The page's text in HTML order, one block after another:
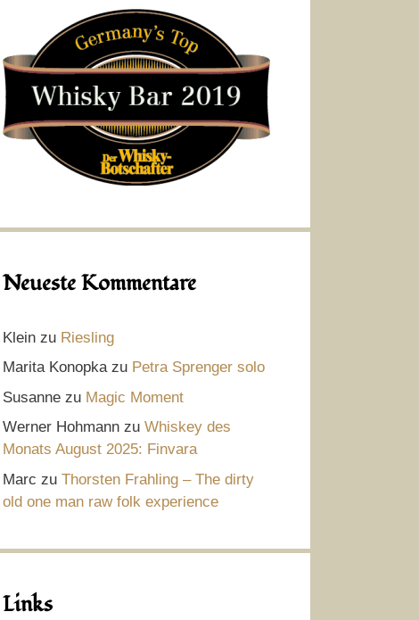
Neueste Kommentare
Klein zu Riesling
Marita Konopkazu Petra Sprenger solo
Susanne zu Magic Moment
Werner Hohmann zu Whiskey des
Monats August 2025: Finvara
Marc zu Thorsten Frahling – The dirty
old one man raw folk experience
Links